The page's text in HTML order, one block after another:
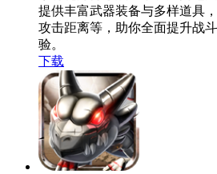
提供丰富武器装备与多样道具
攻击距离等，助你全面提升战
验。
下载